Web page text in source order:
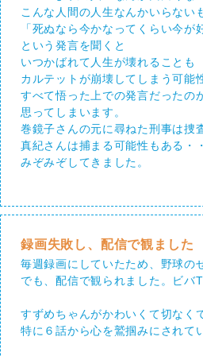
こんな人間の人生なんかいらない
「死ぬなら今かなってくらい今が
という発言を聞くと
いつかばれて人生が壊れることも
カルテットが崩壊してしまう可能
すべて悟った上での発言だったの
思ってしまいます。
巻鏡子さんの元に尋ねた刑事は捜
真紀さんは捕まる可能性もある・
みぞみぞしてきました。
録画失敗し、配信で観ました
毎週録画にしていたため、野球の
でも、配信で観られました。ビバ
すずめちゃんがかわいくて切なく
特に６話から心を鷲掴みにされて